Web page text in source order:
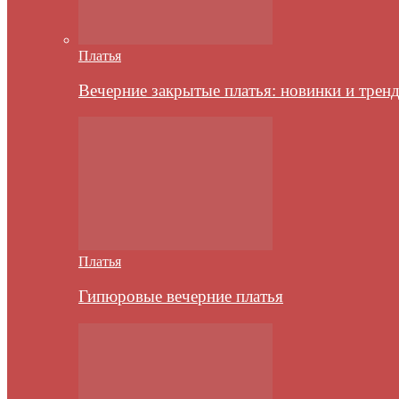
Платья
Вечерние закрытые платья: новинки и
Платья
Гипюровые вечерние платья